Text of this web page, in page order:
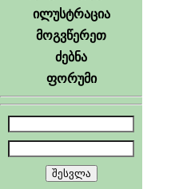
ილუსტრაცია
მოგვწერეთ
ძებნა
ფორუმი